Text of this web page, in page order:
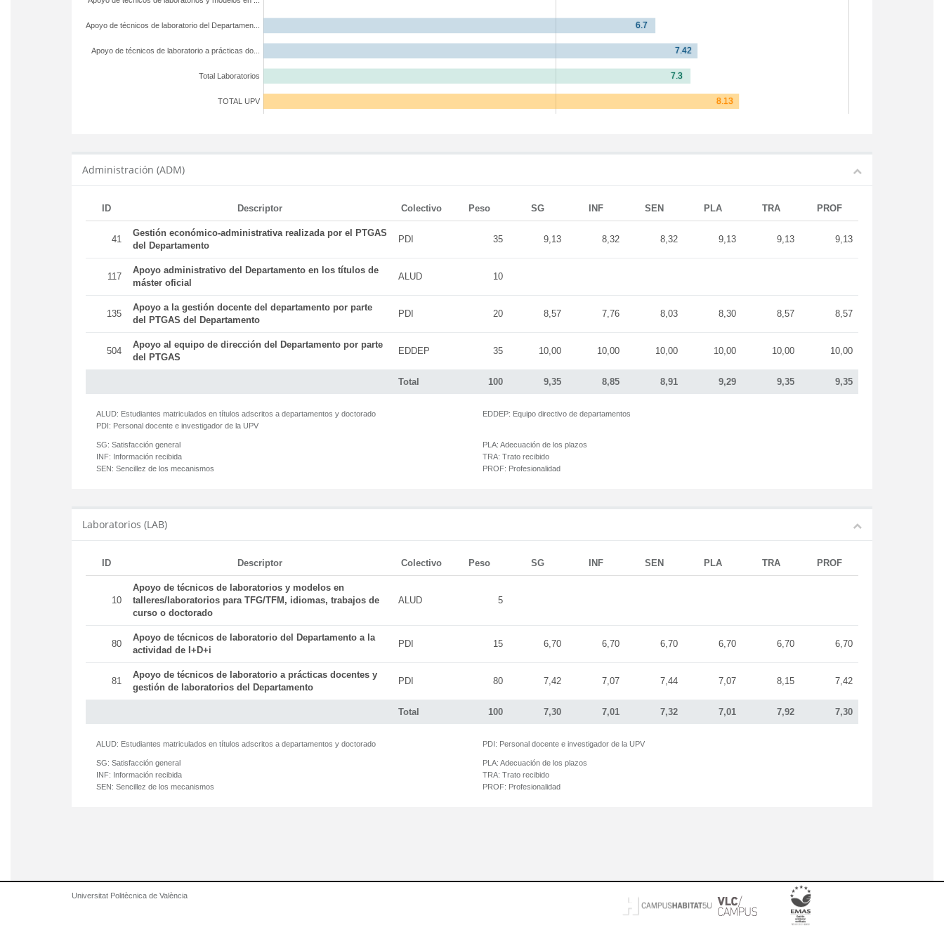
TOTAL UPV
Total Laboratorios
Apoyo de técnicos de laboratorio a prácticas do...
Apoyo de técnicos de laboratorio del Departamen...
Administración (ADM)
ID Descriptor Colectivo Peso SG INF SEN PLA TRA PROF
Total 100 9,35 8,85 8,91 9,29 9,35 9,35
41
Gestión económico-administrativa realizada por el PTGAS
del Departamento
PDI 35 9,13 8,32 8,32 9,13 9,13 9,13
117
Apoyo administrativo del Departamento en los títulos de
máster oficial
ALUD 10
135
Apoyo a la gestión docente del departamento por parte
del PTGAS del Departamento
PDI 20 8,57 7,76 8,03 8,30 8,57 8,57
504
Apoyo al equipo de dirección del Departamento por parte
del PTGAS
EDDEP 35 10,00 10,00 10,00 10,00 10,00 10,00
ALUD: Estudiantes matriculados en títulos adscritos a departamentos y doctorado
PDI: Personal docente e investigador de la UPV
EDDEP: Equipo directivo de departamentos
SG: Satisfacción general
INF: Información recibida
SEN: Sencillez de los mecanismos
PLA: Adecuación de los plazos
TRA: Trato recibido
PROF: Profesionalidad
Laboratorios (LAB)
ID Descriptor Colectivo Peso SG INF SEN PLA TRA PROF
Total 100 7,30 7,01 7,32 7,01 7,92 7,30
10
Apoyo de técnicos de laboratorios y modelos en
talleres/laboratorios para TFG/TFM, idiomas, trabajos de
curso o doctorado
ALUD 5
80
Apoyo de técnicos de laboratorio del Departamento a la
actividad de I+D+i
PDI 15 6,70 6,70 6,70 6,70 6,70 6,70
81
Apoyo de técnicos de laboratorio a prácticas docentes y
gestión de laboratorios del Departamento
PDI 80 7,42 7,07 7,44 7,07 8,15 7,42
ALUD: Estudiantes matriculados en títulos adscritos a departamentos y doctorado PDI: Personal docente e investigador de la UPV
SG: Satisfacción general
INF: Información recibida
SEN: Sencillez de los mecanismos
PLA: Adecuación de los plazos
TRA: Trato recibido
PROF: Profesionalidad
Universitat Politècnica de València